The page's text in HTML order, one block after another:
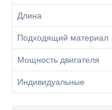
Длина
Подходящий материал
Мощность двигателя
Индивидуальные